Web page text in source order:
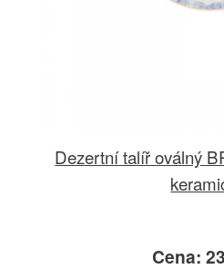
Dezertní talíř oválný
Cena: